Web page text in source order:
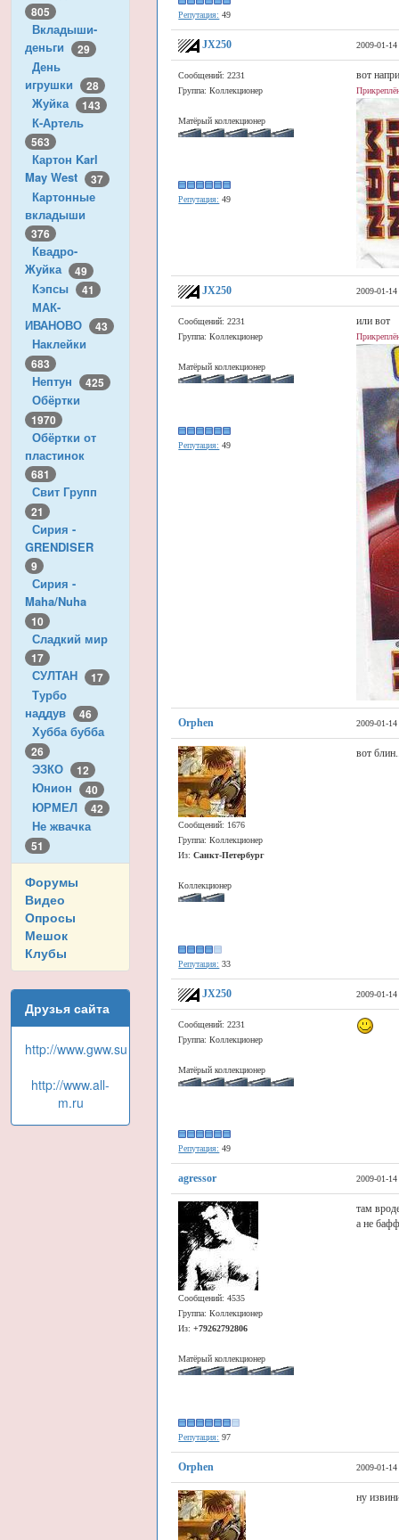
805
Вкладыши-
деньги
29
День
игрушки
28
Жуйка 143
К-Артель
563
Картон Karl
May West
37
Картонные
вкладыши
376
Квадро-
Жуйка
49
Кэпсы 41
МАК-
ИВАНОВО
43
Наклейки
683
Нептун 425
Обёртки
1970
Обёртки от
пластинок
681
Свит Групп
21
Сирия -
GRENDISER
9
Сирия -
Maha/Nuha
10
Сладкий мир
17
СУЛТАН 17
Турбо
наддув
46
Хубба бубба
26
ЭЗКО 12
Юнион 40
ЮРМЕЛ 42
Не жвачка
51
Форумы
Видео
Опросы
Мешок
Клубы
Друзья сайта
http://www.gww.su
http://www.all-
m.ru
Репутация: 49
JX250 2009-01-
Сообщений: 2231
Группа: Коллекционер
Матёрый коллекционер
Репутация: 49
вот
JX250 2009-01-
Сообщений: 2231
Группа: Коллекционер
Матёрый коллекционер
Репутация: 49
или вот
Orphen 2009-01-
Сообщений: 1676
Группа: Коллекционер
Из:Санкт-Петербург
Коллекционер
Репутация: 33
вот
JX250 2009-01-
Сообщений: 2231
Группа: Коллекционер
Матёрый коллекционер
Репутация: 49
agressor 2009-01-
Сообщений: 4535
Группа: Коллекционер
Из:+79262792806
Матёрый коллекционер
Репутация: 97
там
а не
Orphen 2009-01-
ну